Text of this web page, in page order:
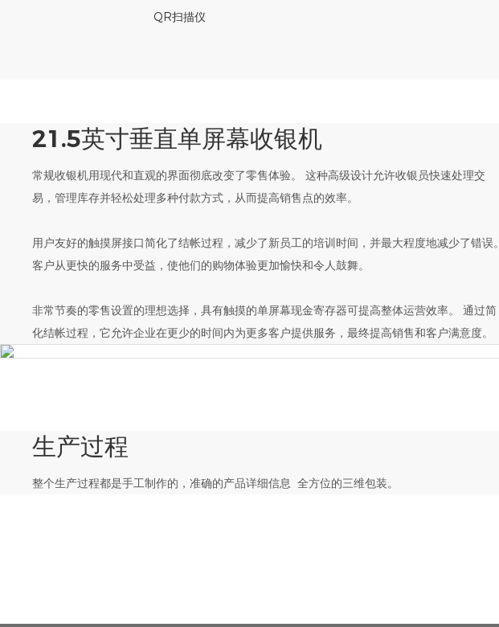
QR扫描仪
21.5英寸垂直单屏幕收银机
常规收银机用现代和直观的界面彻底改变了零售体验。 这种高级设计允许收银员快速处理交
易，管理库存并轻松处理多种付款方式，从而提高销售点的效率。
用户友好的触摸屏接口简化了结帐过程，减少了新员工的培训时间，并最大程度地减少了错误。
客户从更快的服务中受益，使他们的购物体验更加愉快和令人鼓舞。
非常节奏的零售设置的理想选择，具有触摸的单屏幕现金寄存器可提高整体运营效率。 通过简
化结帐过程，它允许企业在更少的时间内为更多客户提供服务，最终提高销售和客户满意度。
生产过程
整个生产过程都是手工制作的，准确的产品详细信息 全方位的三维包装。